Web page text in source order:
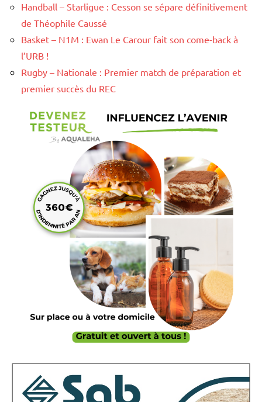
Handball – Starligue : Cesson se sépare définitivement
de Théophile Caussé
Basket – N1M : Ewan Le Carour fait son come-back à
l’URB !
Rugby – Nationale : Premier match de préparation et
premier succès du REC